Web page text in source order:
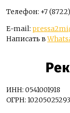
Телефон: +7
E-mail:
Написать в
ИНН: 0541001918
ОГРН: